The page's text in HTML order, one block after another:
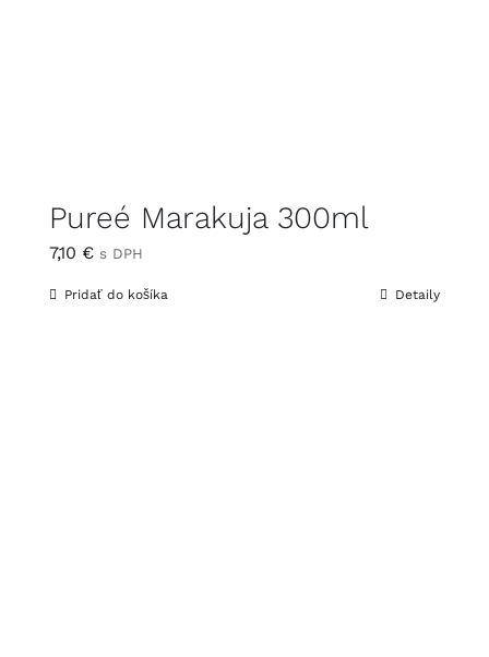
Pureé Marakuja 300ml
7,10 € s DPH
Pridať do košíka Detaily